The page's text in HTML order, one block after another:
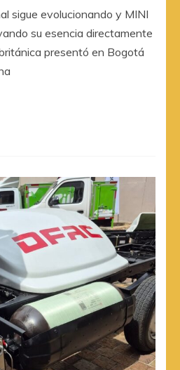
sigue evolucionando y MINI
su esencia directamente
presentó en Bogotá